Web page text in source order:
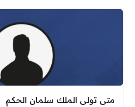
متى تولى الملك سلمان الحكم